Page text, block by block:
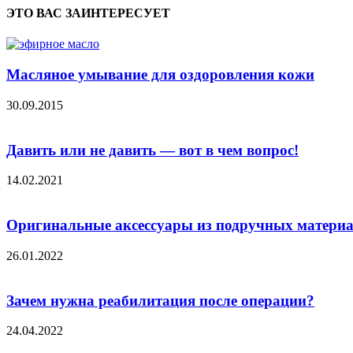
ЭТО ВАС ЗАИНТЕРЕСУЕТ
Масляное умывание для оздоровления кожи
30.09.2015
Давить или не давить — вот в чем вопрос!
14.02.2021
Оригинальные аксессуары из подручных
26.01.2022
Зачем нужна реабилитация после операции?
24.04.2022